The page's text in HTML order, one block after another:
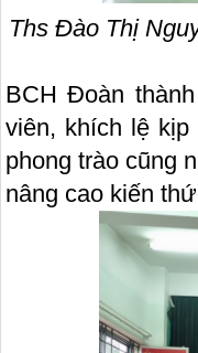
Ths Đào Thị
BCH Đoàn
viên, khích lệ kịp
phong trào cũng
nâng cao kiến